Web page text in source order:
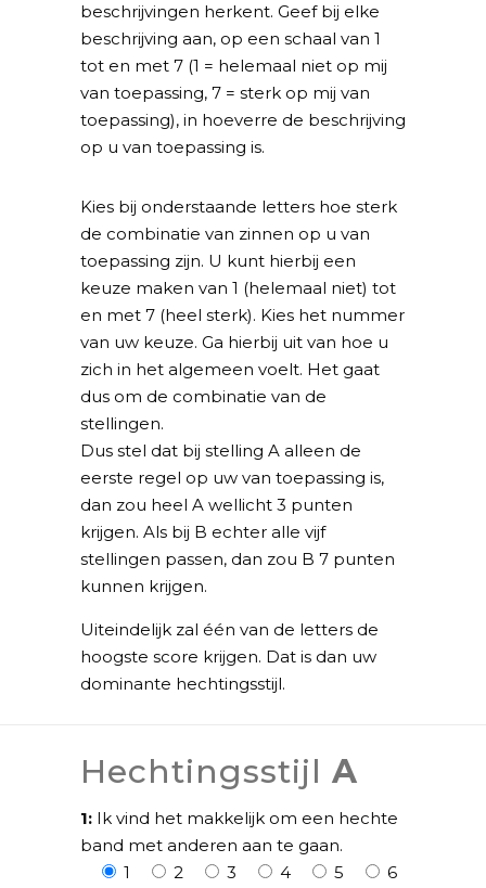
beschrijvingen herkent. Geef bij elke
beschrijving aan, op een schaal van 1
tot en met 7 (1 = helemaal niet op mij
van toepassing, 7 = sterk op mij van
toepassing), in hoeverre de beschrijving
op u van toepassing is.
Kies bij onderstaande letters hoe sterk
de combinatie van zinnen op u van
toepassing zijn. U kunt hierbij een
keuze maken van 1 (helemaal niet) tot
en met 7 (heel sterk). Kies het nummer
van uw keuze. Ga hierbij uit van hoe u
zich in het algemeen voelt. Het gaat
dus om de combinatie van de
stellingen.
Dus stel dat bij stelling A alleen de
eerste regel op uw van toepassing is,
dan zou heel A wellicht 3 punten
krijgen. Als bij B echter alle vijf
stellingen passen, dan zou B 7 punten
kunnen krijgen.
Uiteindelijk zal één van de letters de
hoogste score krijgen. Dat is dan uw
dominante hechtingsstijl.
Hechtingsstijl A
1: Ik vind het makkelijk om een hechte
band met anderen aan te gaan.
1
2 3 4 5
6